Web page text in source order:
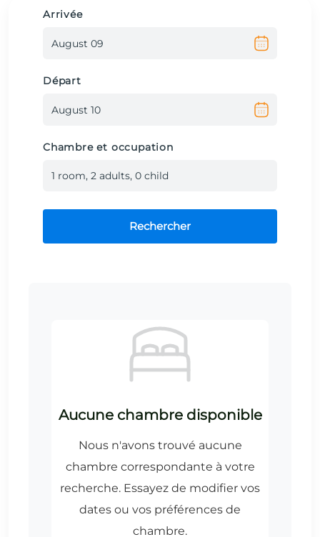
Arrivée
Départ
Chambre et occupation
1 room, 2 adults, 0 child
Rechercher